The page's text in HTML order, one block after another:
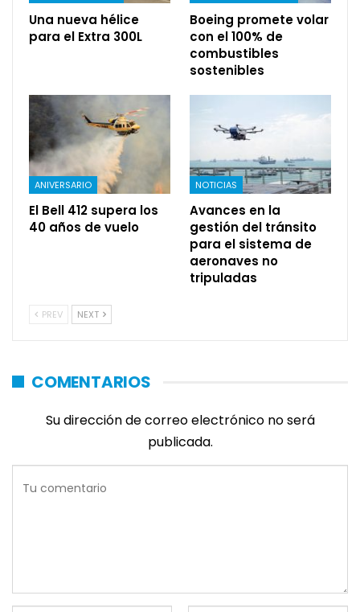
Una nueva hélice
para el Extra 300L
Boeing promete volar
con el 100% de
combustibles
sostenibles
ANIVERSARIO
El Bell 412 supera los
40 años de vuelo
NOTICIAS
Avances en la
gestión del tránsito
para el sistema de
aeronaves no
tripuladas
PREV NEXT
COMENTARIOS
Su dirección de correo electrónico no será
publicada.